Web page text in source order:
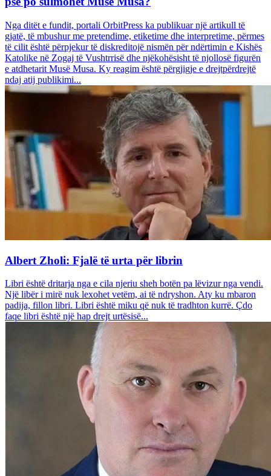
Nga ditët e fundit, portali OrbitPress ka publikuar një artikull të
gjatë, të mbushur me pretendime, etiketime dhe interpretime, përmes
të cilit është përpjekur të diskreditojë nismën për ndërtimin e Kishës
Katolike në Zogaj të Vushtrrisë dhe njëkohësisht të njollosë figurën
e atdhetarit Musë Musa. Ky reagim është përgjigje e drejtpërdrejtë
ndaj atij publikimi...
Albert Zholi: Fjalë të urta për librin
Libri është dritarja nga e cila njeriu sheh botën pa lëvizur nga vendi.
Një libër i mirë nuk lexohet vetëm, ai të ndryshon. Aty ku mbaron
padija, fillon libri. Libri është miku që nuk të tradhton kurrë. Çdo
faqe libri është një hap drejt urtësisë...